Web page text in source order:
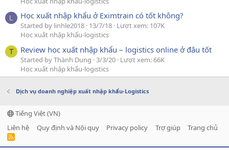
L Học xuất nhập khẩu ở Eximtrain có tốt không?
Started by linhle2018 13/7/18 Lượt xem: 107K
Học xuất nhập khẩu-logistics
T Review học xuất nhập khẩu – logistics online ở đâu tốt
Started by Thành Dung 3/3/20 Lượt xem: 66K
Học xuất nhập khẩu-logistics
Dịch vụ doanh nghiệp xuất nhập khẩu-Logistics
Tiếng Việt (VN)
Liên hệ
Quy định và Nội quy Privacy policy Trợ giúp Trang chủ
R